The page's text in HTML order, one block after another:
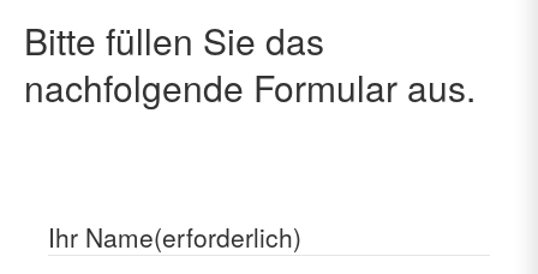
Bitte füllen Sie das
nachfolgende Formular aus.
Ihr Name(erforderlich)